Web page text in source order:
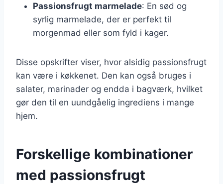
Passionsfrugt marmelade: En sød og
syrlig marmelade, der er perfekt til
morgenmad eller som fyld i kager.
Disse opskrifter viser, hvor alsidig passionsfrugt
kan være i køkkenet. Den kan også bruges i
salater, marinader og endda i bagværk, hvilket
gør den til en uundgåelig ingrediens i mange
hjem.
Forskellige kombinationer
med passionsfrugt